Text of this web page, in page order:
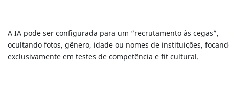
A IA pode ser configurada para um “recrutamento às cegas”,
ocultando fotos, gênero, idade ou nomes de instituições,
exclusivamente em testes de competência e fit cultural.